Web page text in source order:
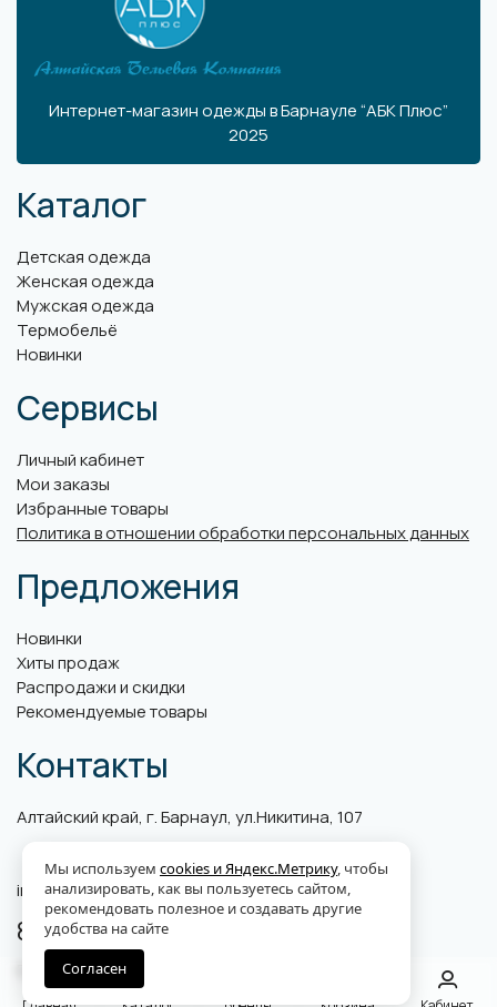
Интернет-магазин одежды в Барнауле “АБК Плюс”
2025
Каталог
Детская одежда
Женская одежда
Мужская одежда
Термобельё
Новинки
Сервисы
Личный кабинет
Мои заказы
Избранные товары
Политика в отношении обработки персональных данных
Предложения
Новинки
Хиты продаж
Распродажи и скидки
Рекомендуемые товары
Контакты
Алтайский край, г. Барнаул, ул.Никитина, 107
info@abk-plus.ru
8 (3852) 560-599
Единый телефон поддержки клиентов
Мы используем cookies и Яндекс.Метрику, чтобы
анализировать, как вы пользуетесь сайтом,
рекомендовать полезное и создавать другие
удобства на сайте
Согласен